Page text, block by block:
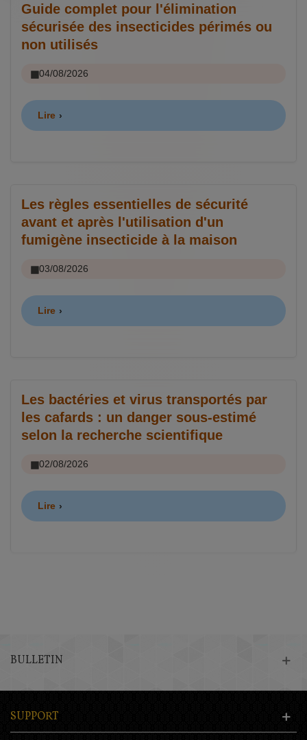
Guide complet pour l'élimination
sécurisée des insecticides périmés ou
non utilisés
04/08/2026
Lire
Les règles essentielles de sécurité
avant et après l'utilisation d'un
fumigène insecticide à la maison
03/08/2026
Lire
Les bactéries et virus transportés par
les cafards : un danger sous-estimé
selon la recherche scientifique
02/08/2026
Lire
BULLETIN
SUPPORT